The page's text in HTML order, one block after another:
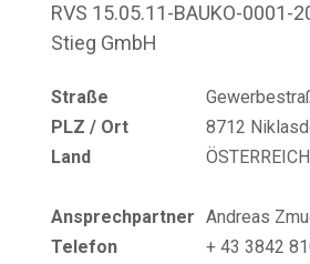
RVS 15.05.11-BAUKO-0001-
Stieg GmbH
Straße
PLZ / Ort
8712
Land
ÖSTERREICH
Ansprechpartner Andreas
Telefon
+ 43 3842